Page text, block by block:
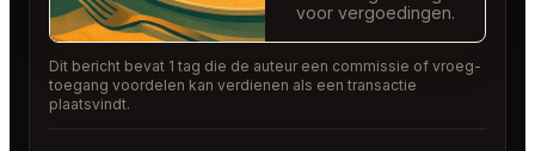
voor vergoedingen.
Dit bericht bevat 1 tag die de auteur een commissie of vroeg-
toegang voordelen kan verdienen als een transactie
plaatsvindt.